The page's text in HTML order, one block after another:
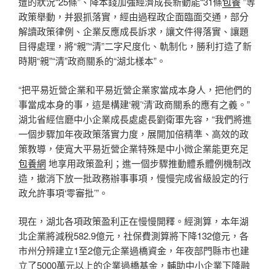
政策舉動，并狠抓落實，經由過程政企面臨面交通，部分
解讀政策律例、企業反應成長訴求，讓文件得落實、讓題
目得處理，將“親”“清”二字尺度化、軌制化，勝利打造了新
時期“親”“清”政商關系的“湖北樣本”。
“把平易近營企業和平易近營企業家當成本身人，把他們的
事當成本身的事，這是構建‘親’‘清’政商關系的應有之義。”
湖北省經信廳中小企業成長處處長劉衛軍先容，“我們將進
一個步驟加年夜政策落實力度，展開加倍精準、高效的政
策教導，使寬大平易近營企業特殊是中小微企業能更充足
包養網 地享用政策盈利；進一個步驟推動體系體例機制改
造，撤消下放一批政務辦事事項，慢慢完成省級設定的行
政允許事項‘零審批’”。
現在，湖北各項政策盈利正在慢慢開釋。經測算，本年湖
北企業將減稅582.9億元，社保費測算將下降132億元，各
市州分辨建立1至2億元企業過橋資金，年夜部門縣市也建
立了5000萬元以上的企業過橋基金，輔助中小企業下降融